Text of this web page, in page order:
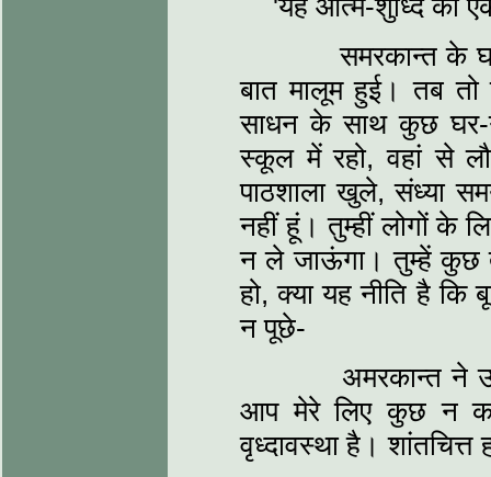
'यह आत्म-शुध्दि का
समरकान्त के
बात मालूम हुई। तब तो
साधन के साथ कुछ घर-
स्कूल में रहो, वहां से
पाठशाला खुले, संध्‍या
नहीं हूं। तुम्हीं लोगों
न ले जाऊंगा। तुम्हें कुछ
हो, क्या यह नीति है कि
न पूछे-
अमरकान्त ने
आप मेरे लिए कुछ न
वृध्दावस्था है।